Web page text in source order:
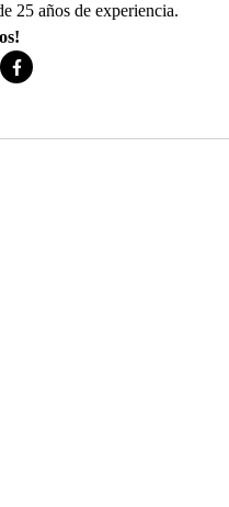
25 años de experiencia.